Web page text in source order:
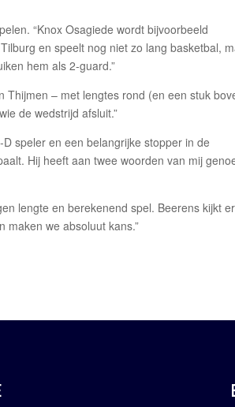
“Knox Osagiede wordt bijvoorbeeld
en speelt nog niet zo lang basketbal,
hem als 2-guard.”
Thijmen – met lengtes rond (en een stuk
de wedstrijd afsluit.”
speler en een belangrijke stopper in de
Hij heeft aan twee woorden van mij
lengte en berekenend spel. Beerens kijkt
maken we absoluut kans.”